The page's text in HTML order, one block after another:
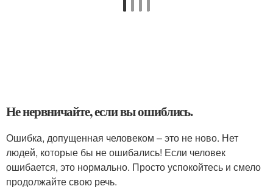
Не нервничайте, если вы ошиблись.
Ошибка, допущенная человеком – это не ново. Нет
людей, которые бы не ошибались! Если человек
ошибается, это нормально. Просто успокойтесь и смело
продолжайте свою речь.